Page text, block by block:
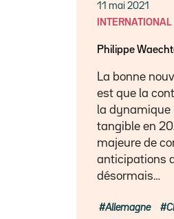
11 mai 2021
INTERNATIONAL
Philippe
La bonne
est que la
la dynamique
tangible en
majeure de
anticipations
désormais…
Allemagne